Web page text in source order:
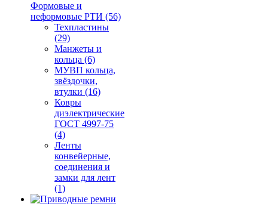
Формовые и
неформовые РТИ (56)
Техпластины
(29)
Манжеты и
кольца (6)
МУВП кольца,
звёздочки,
втулки (16)
Ковры
диэлектрические
ГОСТ 4997-75
(4)
Ленты
конвейерные,
соединения и
замки для лент
(1)